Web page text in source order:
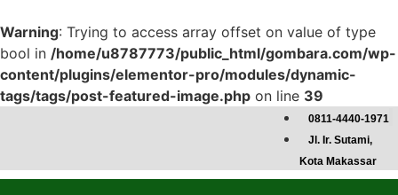
Warning: Trying to access array offset on value of type
bool in /home/u8787773/public_html/gombara.com/wp-
content/plugins/elementor-pro/modules/dynamic-
tags/tags/post-featured-image.php on line 39
0811-4440-1971
Jl. Ir. Sutami,
Kota Makassar